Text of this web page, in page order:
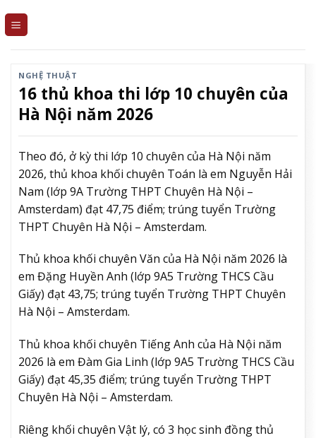
NGHỆ THUẬT
16 thủ khoa thi lớp 10 chuyên của
Hà Nội năm 2026
Theo đó, ở kỳ thi lớp 10 chuyên của Hà Nội năm
2026, thủ khoa khối chuyên Toán là em Nguyễn Hải
Nam (lớp 9A Trường THPT Chuyên Hà Nội –
Amsterdam) đạt 47,75 điểm; trúng tuyển Trường
THPT Chuyên Hà Nội – Amsterdam.
Thủ khoa khối chuyên Văn của Hà Nội năm 2026 là
em Đặng Huyền Anh (lớp 9A5 Trường THCS Cầu
Giấy) đạt 43,75; trúng tuyển Trường THPT Chuyên
Hà Nội – Amsterdam.
Thủ khoa khối chuyên Tiếng Anh của Hà Nội năm
2026 là em Đàm Gia Linh (lớp 9A5 Trường THCS Cầu
Giấy) đạt 45,35 điểm; trúng tuyển Trường THPT
Chuyên Hà Nội – Amsterdam.
Riêng khối chuyên Vật lý, có 3 học sinh đồng thủ